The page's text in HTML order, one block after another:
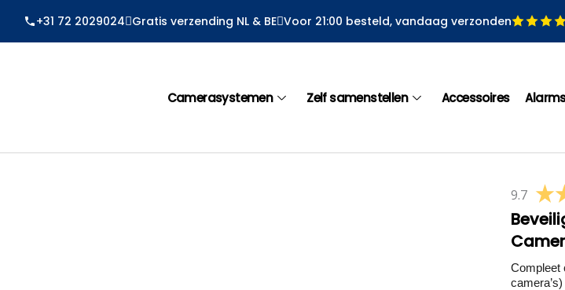
+31 72 2029024 Gratis verzending NL & BE Voor 21:00 besteld, vandaag verzonden
Camerasystemen Zelf samenstellen Accessoires
9.7
Compleet